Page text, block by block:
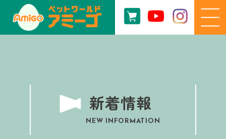
新着情報
NEW INFORMATION